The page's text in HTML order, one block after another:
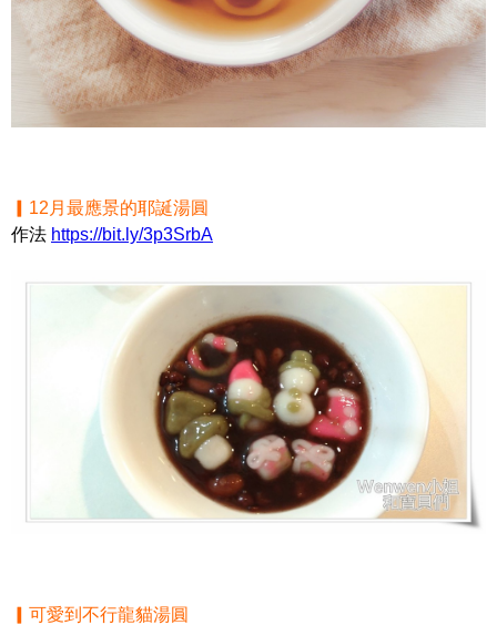
▎12月最應景的耶誕湯圓
作法 https://bit.ly/3p3SrbA
▎可愛到不行龍貓湯圓